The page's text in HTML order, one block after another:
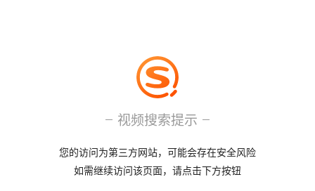
视频搜索提示
您的访问为第三方网站，可能会存在安全风险
如需继续访问该页面，请点击下方按钮